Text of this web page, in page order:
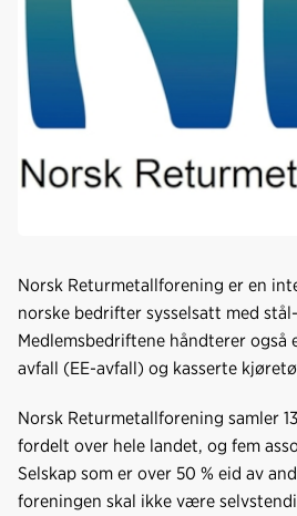
Norsk Returmetallforening er en
norske bedrifter sysselsatt med
Medlemsbedriftene håndterer også
avfall (EE-avfall) og kasserte
Norsk Returmetallforening samler
fordelt over hele landet, og fem
Selskap som er over 50 % eid av
foreningen skal ikke være